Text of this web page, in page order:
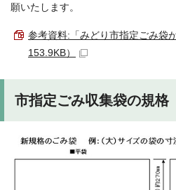
願いたします。
参考資料:「みどり市指定ごみ袋
153.9KB）
市指定ごみ収集袋の規格